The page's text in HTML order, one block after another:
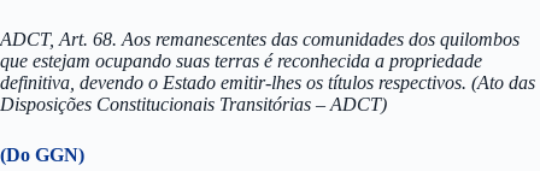
ADCT, Art. 68. Aos remanescentes das comunidades dos quilombos
que estejam ocupando suas terras é reconhecida a propriedade
definitiva, devendo o Estado emitir-lhes os títulos respectivos. (Ato das
Disposições Constitucionais Transitórias – ADCT)
(Do GGN)